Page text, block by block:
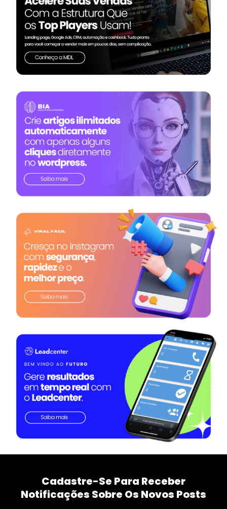
Cadastre-Se Para Receber
Notificações Sobre Os Novos Posts